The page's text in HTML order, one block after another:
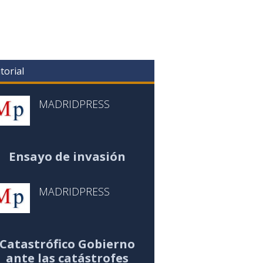
MADRIDPRESS
Ensayo de invasión
MADRIDPRESS
Catastrófico Gobierno
ante las catástrofes